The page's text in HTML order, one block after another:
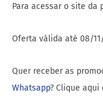
Para acessar o site da
Oferta válida até 08/
Quer receber as
Whatsapp? Clique aqui